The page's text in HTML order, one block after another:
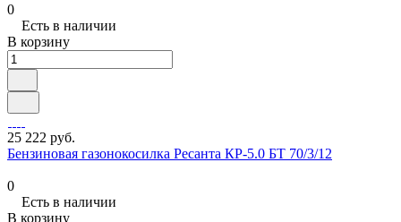
0
Есть в наличии
В корзину
25 222 руб.
Бензиновая газонокосилка Ресанта КР-5.0 БТ 70/3/12
0
Есть в наличии
В корзину